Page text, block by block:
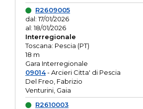
R2609005
dal: 17/01/2026
al: 18/01/2026
Interregionale
Toscana: Pescia (PT)
18 m
Gara Interregionale
09014- Arcieri Citta' di Pescia
Del Freo, Fabrizio
Venturini, Gaia
R2610003